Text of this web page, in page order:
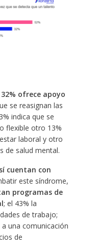
32% ofrece apoyo
se reasignan las
indica que se
flexible otro 13%
laboral y otro
de salud mental.
cuentan con
este síndrome,
programas de
; el 43% la
de trabajo;
una comunicación
de